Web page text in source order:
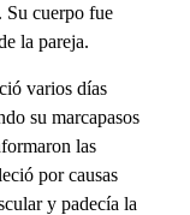
cuerpo fue
la pareja.
varios días
su marcapasos
las
por causas
y padecía la